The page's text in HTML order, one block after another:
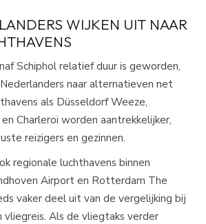
WIJKEN UIT NAAR
Schiphol relatief duur is geworden,
naar alternatieven net
als Düsseldorf Weeze,
Charleroi worden aantrekkelijker,
reizigers en gezinnen.​
regionale luchthavens binnen
Airport en Rotterdam The
vaker deel uit van de vergelijking bij
vliegreis. Als de vliegtaks verder